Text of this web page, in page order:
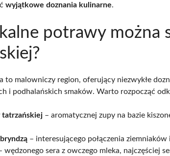
wyjątkowe doznania kulinarne.
potrawy można
to malowniczy region, oferujący niezwykłe
i podhalańskich smaków. Warto rozpocząć
tatrzańskiej – aromatycznej zupy na bazie
– interesującego połączenia ziemniaków
wędzonego sera z owczego mleka, najczęściej